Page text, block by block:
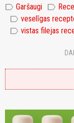
label Garšaugi label
label veselīgas
label vistas filejas